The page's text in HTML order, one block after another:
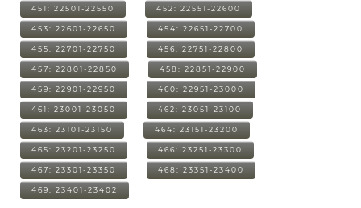
451: 22501-22550 452: 22551-22600
453: 22601-22650 454: 22651-22700
455: 22701-22750 456: 22751-22800
457: 22801-22850 458: 22851-22900
459: 22901-22950 460: 22951-23000
461: 23001-23050 462: 23051-23100
463: 23101-23150 464: 23151-23200
465: 23201-23250 466: 23251-23300
467: 23301-23350 468: 23351-23400
469: 23401-23402